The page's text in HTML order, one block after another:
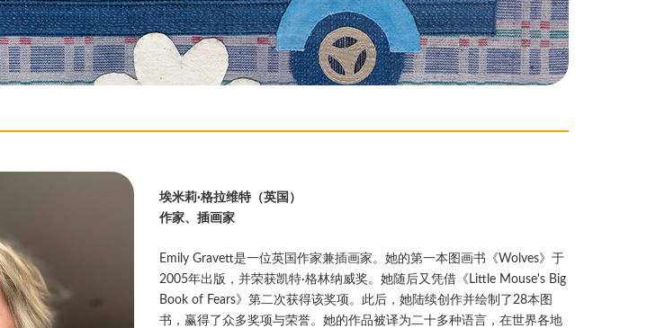
埃米莉·格拉维特（英国）
作家、插画家
Emily Gravett是一位英国作家兼插画家。她的第一本图画书《Wolves》于
2005年出版，并荣获凯特·格林纳威奖。她随后又凭借《Little Mouse's Big
Book of Fears》第二次获得该奖项。此后，她陆续创作并绘制了28本图
书，赢得了众多奖项与荣誉。她的作品被译为二十多种语言，在世界各地